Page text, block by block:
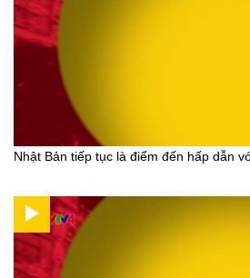
Nhật Bản tiếp tục là điểm đến hấp dẫn